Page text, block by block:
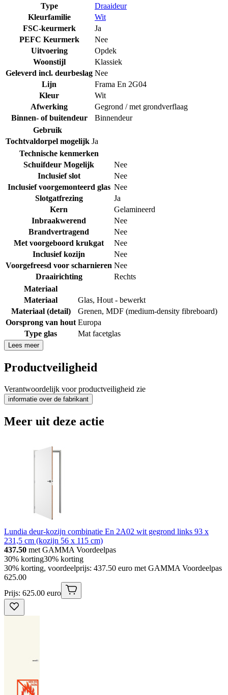
Type
Draaideur
Kleurfamilie
Wit
FSC-keurmerk
Ja
PEFC Keurmerk
Nee
Uitvoering
Opdek
Woonstijl
Klassiek
Geleverd incl. deurbeslag Nee
Lijn
Frama En 2G04
Kleur
Wit
Afwerking
Gegrond / met grondverflaag
Binnen- of buitendeur
Binnendeur
Gebruik
Tochtvaldorpel mogelijk Ja
Technische kenmerken
Schuifdeur Mogelijk
Nee
Inclusief slot
Nee
Inclusief voorgemonteerd glas Nee
Slotgatfrezing
Ja
Kern
Gelamineerd
Inbraakwerend
Nee
Brandvertragend
Nee
Met voorgeboord krukgat
Nee
Inclusief kozijn
Nee
Voorgefreesd voor scharnieren Nee
Draairichting
Rechts
Materiaal
Materiaal
Glas, Hout - bewerkt
Materiaal (detail)
Grenen, MDF (medium-density fibreboard)
Oorsprong van hout Europa
Type glas
Mat facetglas
Lees meer
Productveiligheid
Verantwoordelijk voor productveiligheid zie
informatie over de fabrikant
Meer uit deze actie
Lundia deur-kozijn combinatie En 2A02 wit gegrond links 93 x
231,5 cm (kozijn 56 x 115 cm)
437.50 met GAMMA Voordeelpas
30% korting30% korting
30% korting, voordeelprijs: 437.50 euro met GAMMA Voordeelpas
625.00
Prijs: 625.00 euro